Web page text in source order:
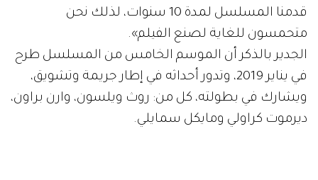
قدمنا المسلسل لمدة 10 سنوات، لذلك نحن
متحمسون للغاية لصنع الفيلم».
الجدير بالذكر أن الموسم الخامس من المسلسل طرح
في يناير 2019، وتدور أحداثه في إطار جريمة وتشويق،
ويشارك في بطولته، كل من: روث ويلسون، وارن براون،
ديرموت كراولي ومايكل سمايلي.